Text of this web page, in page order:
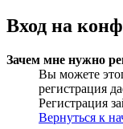
Вход на
Зачем мне нужно
Вы можете
регистрация
Регистрация
Вернуться к